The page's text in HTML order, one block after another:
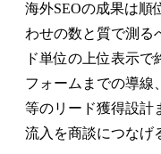
海外SEOの成果は順
わせの数と質で測る
ド単位の上位表示
フォームまでの導線
等のリード獲得設計
流入を商談につなげ